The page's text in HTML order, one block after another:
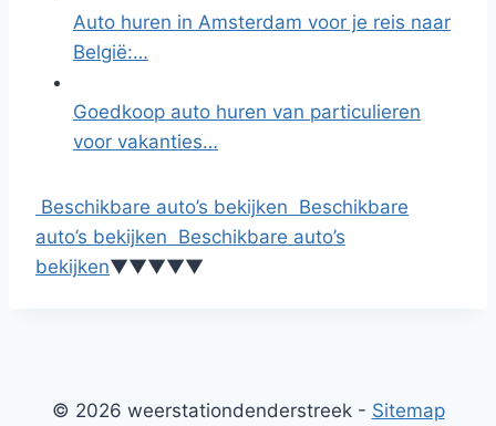
Auto huren in Amsterdam voor je reis naar
België:…
Goedkoop auto huren van particulieren
voor vakanties…
Beschikbare auto’s bekijken Beschikbare
auto’s bekijken Beschikbare auto’s
bekijken▼▼▼▼▼
© 2026 weerstationdenderstreek - Sitemap